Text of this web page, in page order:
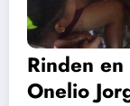
Rinden
Onelio